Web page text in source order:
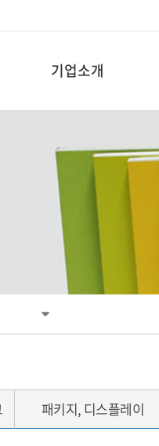
기업소개
패키지, 디스플레이